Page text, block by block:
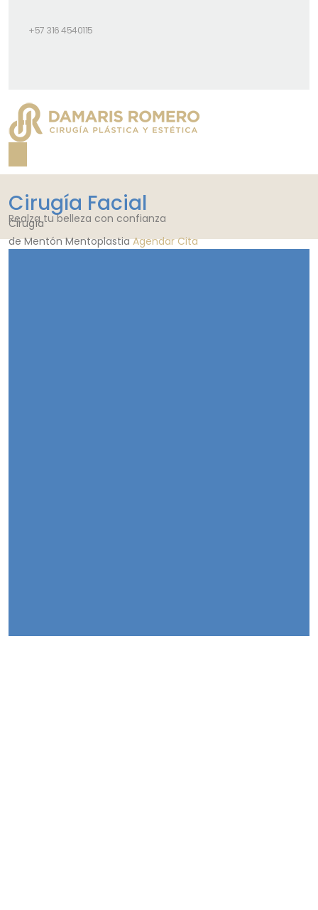
+57 316 4540115
Cirugía Facial
Realza tu belleza con confianza
Cirugía
de Mentón Mentoplastia Agendar Cita